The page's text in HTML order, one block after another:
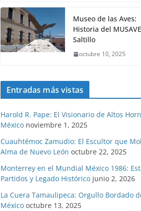
Museo de las Aves:
Historia del
Saltillo
octubre 10, 2025
Entradas más vistas
Harold R. Pape: El Visionario de Altos
México noviembre 1, 2025
Cuauhtémoc Zamudio: El Escultor que
Alma de Nuevo León octubre 22, 2025
Monterrey en el Mundial México 1986:
Partidos y Legado Histórico junio 2, 2026
La Cuera Tamaulipeca: Orgullo Bordado
México octubre 13, 2025